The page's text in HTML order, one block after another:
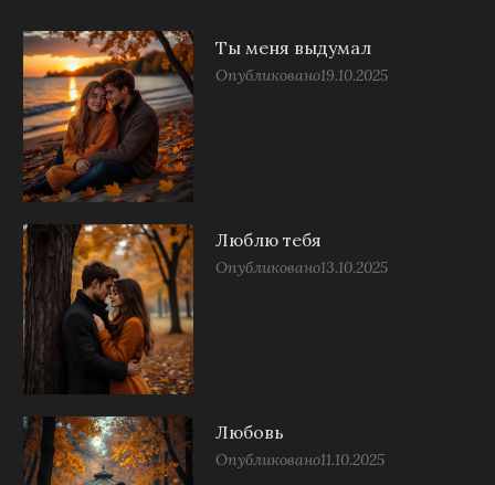
Ты меня выдумал
Опубликовано19.10.2025
Люблю тебя
Опубликовано13.10.2025
Любовь
Опубликовано11.10.2025